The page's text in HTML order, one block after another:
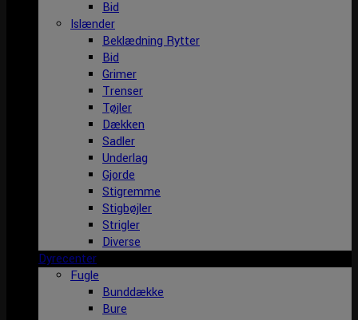
Bid
Islænder
Beklædning Rytter
Bid
Grimer
Trenser
Tøjler
Dækken
Sadler
Underlag
Gjorde
Stigremme
Stigbøjler
Strigler
Diverse
Dyrecenter
Fugle
Bunddække
Bure